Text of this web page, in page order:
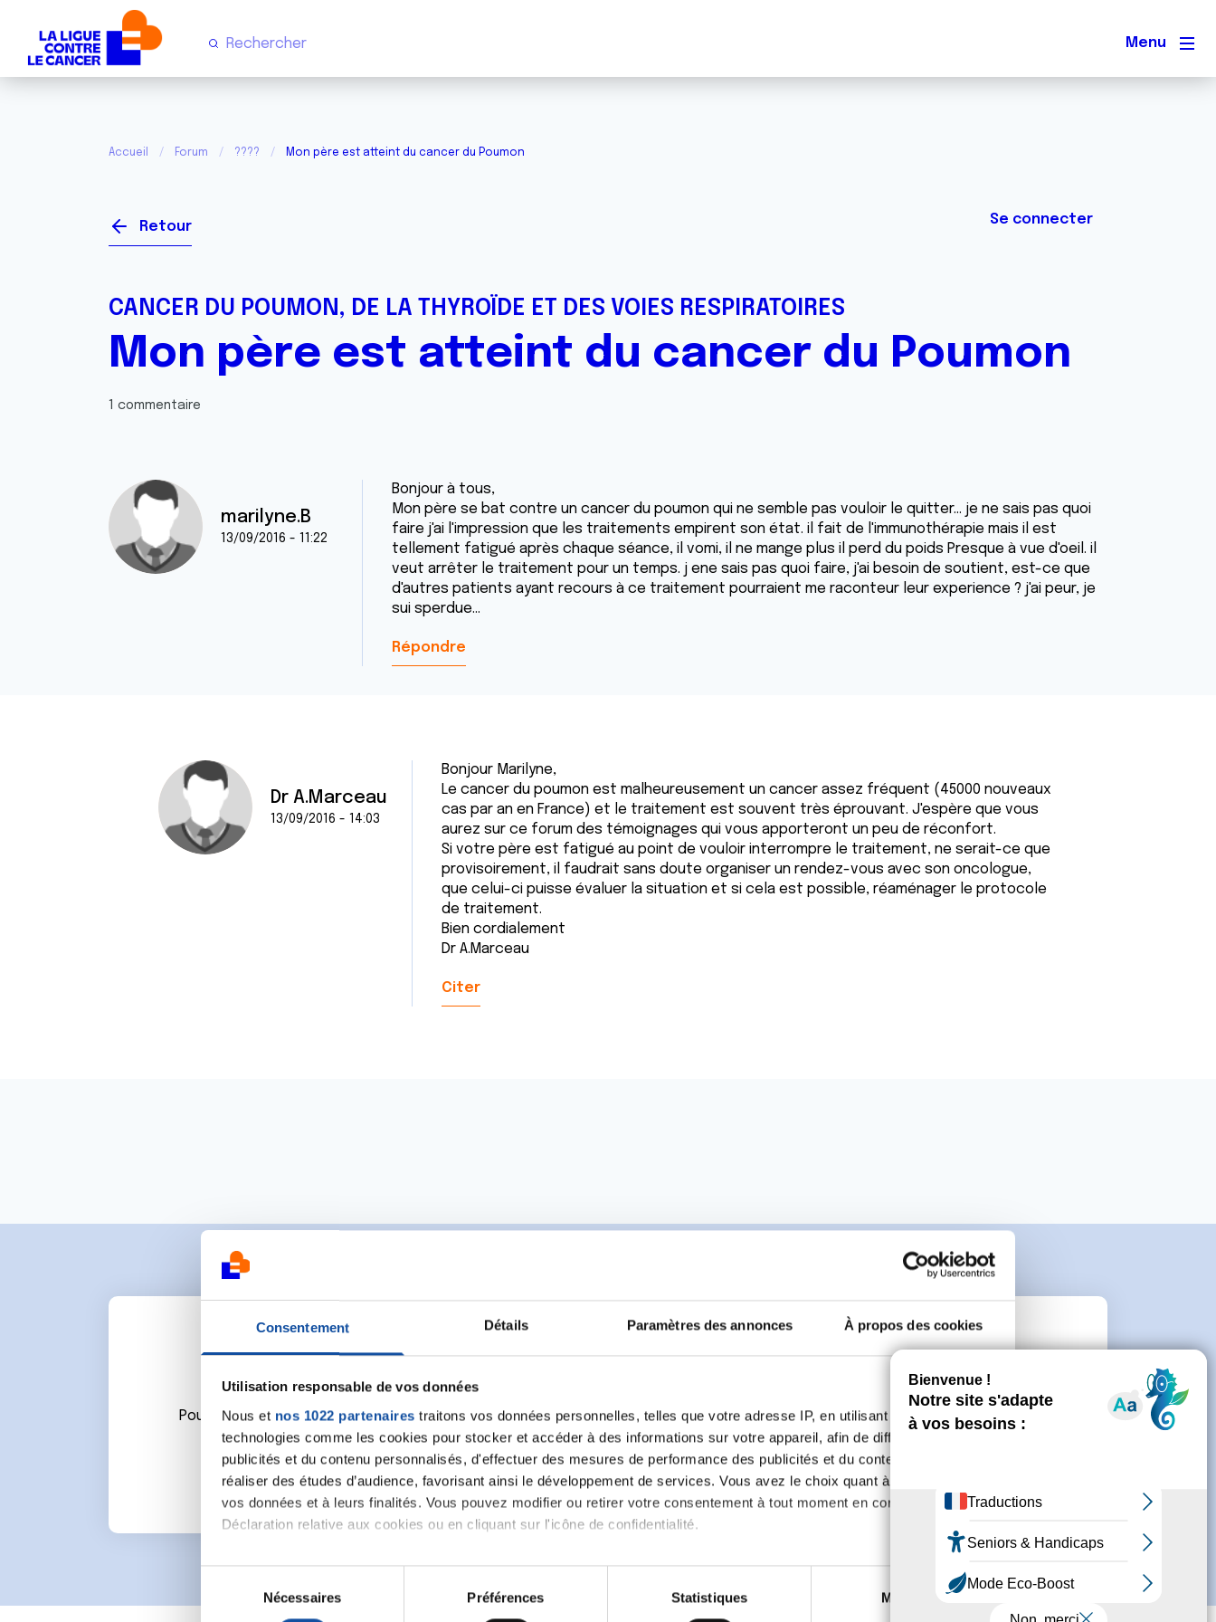
Consentement Détails Paramètres des annonces À propos des cookies
Utilisation responsable de vos données
Nous et nos 1022 partenaires traitons vos données personnelles, telles que votre adresse IP, en utilisant des
technologies comme les cookies pour stocker et accéder à des informations sur votre appareil, afin de diffuser des
publicités et du contenu personnalisés, d'effectuer des mesures de performance des publicités et du contenu, ainsi que de
réaliser des études d’audience, favorisant ainsi le développement de services. Vous avez le choix quant à l'utilisation de
vos données et à leurs finalités. Vous pouvez modifier ou retirer votre consentement à tout moment en consultant la
Déclaration relative aux cookies ou en cliquant sur l'icône de confidentialité.
Si vous le permettez, nous aimerions également :
Collecter des informations sur votre localisation géographique qui peuvent être précises à plusieurs mètres près
Nécessaires Préférences Statistiques Marketing
Menu
Accueil Forum ???? Mon père est atteint du cancer du Poumon
Retour Se connecter
CANCER DU POUMON, DE LA THYROÏDE ET DES VOIES RESPIRATOIRES
Mon père est atteint du cancer du Poumon
1 commentaire
marilyne.B
13/09/2016 - 11:22
Bonjour à tous,
Mon père se bat contre un cancer du poumon qui ne semble pas vouloir le quitter... je ne sais pas quoi
faire j'ai l'impression que les traitements empirent son état. il fait de l'immunothérapie mais il est
tellement fatigué après chaque séance, il vomi, il ne mange plus il perd du poids Presque à vue d'oeil. il
veut arrêter le traitement pour un temps. j ene sais pas quoi faire, j'ai besoin de soutient, est-ce que
d'autres patients ayant recours à ce traitement pourraient me raconteur leur experience ? j'ai peur, je
sui sperdue...
Répondre
Dr A.Marceau
13/09/2016 - 14:03
Bonjour Marilyne,
Le cancer du poumon est malheureusement un cancer assez fréquent (45000 nouveaux
cas par an en France) et le traitement est souvent très éprouvant. J'espère que vous
aurez sur ce forum des témoignages qui vous apporteront un peu de réconfort.
Si votre père est fatigué au point de vouloir interrompre le traitement, ne serait-ce que
provisoirement, il faudrait sans doute organiser un rendez-vous avec son oncologue,
que celui-ci puisse évaluer la situation et si cela est possible, réaménager le protocole
de traitement.
Bien cordialement
Dr A.Marceau
Citer
Ecrire un commentaire
Pour écrire un commentaire ou lancer une nouvelle discussion vous aurez besoin de vous connecter ou de créer un compte.
Se connecter Créer un nouveau compte